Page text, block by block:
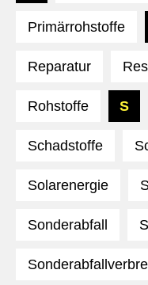
Primärrohstoffe
Reparatur
Rohstoffe S
Schadstoffe
Solarenergie
Sonderabfall